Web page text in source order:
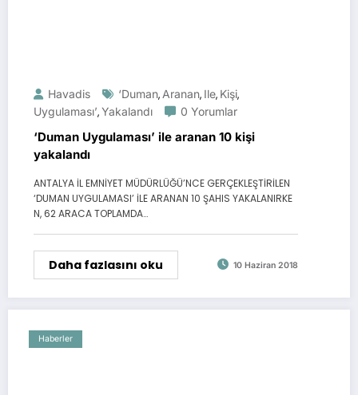
Havadis ‘Duman, Aranan, Ile, Kişi,
Uygulaması’,Yakalandı 0 Yorumlar
‘Duman Uygulaması’ ile aranan 10 kişi
yakalandı
ANTALYA İL EMNİYET MÜDÜRLÜĞÜ’NCE GERÇEKLEŞTİRİLEN
‘DUMAN UYGULAMASI’ İLE ARANAN 10 ŞAHIS YAKALANIRKE
N, 62 ARACA TOPLAMDA…
Daha fazlasını oku 10 Haziran 2018
Haberler